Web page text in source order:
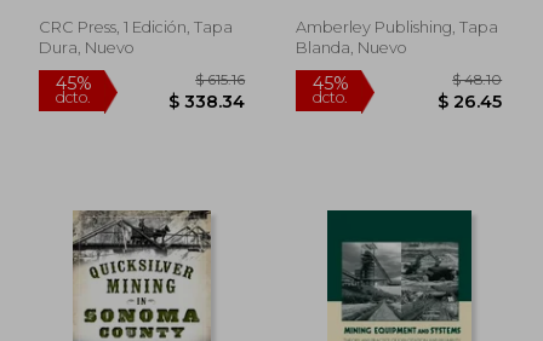
CRC Press, 1 Edición, Tapa
Dura, Nuevo
Amberley Publishing, Tapa
Blanda, Nuevo